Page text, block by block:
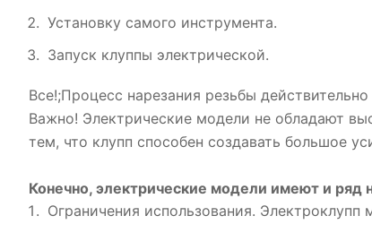
Установку самого инструмента.
Запуск клуппы электрической.
Все!;Процесс нарезания резьбы действительно
Важно! Электрические модели не обладают
тем, что клупп способен создавать большое
Конечно, электрические модели имеют и ряд
Ограничения использования.